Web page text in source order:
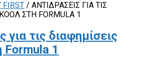
FIRST / ΑΝΤΙΔΡΆΣΕΙΣ ΓΙΑ ΤΙΣ
ΣΤΗ FORMULA 1
για τις διαφημίσεις
Formula 1